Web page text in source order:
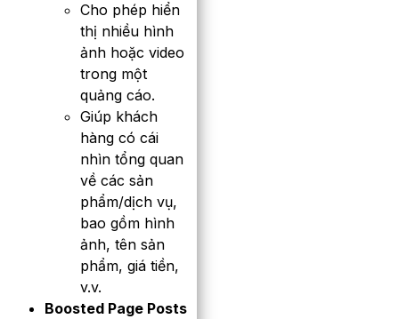
Cho phép hiển
thị nhiều hình
ảnh hoặc video
trong một
quảng cáo.
Giúp khách
hàng có cái
nhìn tổng quan
về các sản
phẩm/dịch vụ,
bao gồm hình
ảnh, tên sản
phẩm, giá tiền,
v.v.
Boosted Page Posts